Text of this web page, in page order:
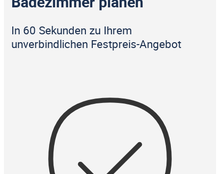
In 60 Sekunden zu Ihrem
unverbindlichen Festpreis-Angebot